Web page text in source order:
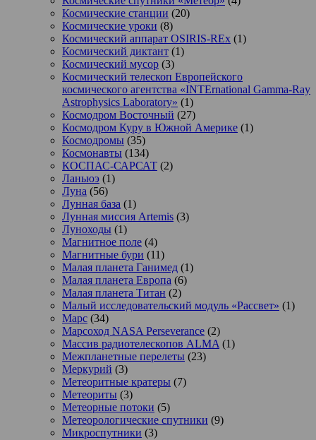
Космические станции (20)
Космические уроки (8)
Космический аппарат OSIRIS-REx (1)
Космический диктант (1)
Космический мусор (3)
Космический телескоп Европейского
космического агентства «INTErnational Gamma-Ray
Astrophysics Laboratory» (1)
Космодром Восточный (27)
Космодром Куру в Южной Америке (1)
Космодромы (35)
Космонавты (134)
КОСПАС-САРСАТ (2)
Ланьюэ (1)
Луна (56)
Лунная база (1)
Лунная миссия Artemis (3)
Луноходы (1)
Магнитное поле (4)
Магнитные бури (11)
Малая планета Ганимед (1)
Малая планета Европа (6)
Малая планета Титан (2)
Малый исследовательский модуль «Рассвет» (1)
Марс (34)
Марсоход NASA Perseverance (2)
Массив радиотелескопов ALMA (1)
Межпланетные перелеты (23)
Меркурий (3)
Метеоритные кратеры (7)
Метеориты (3)
Метеорные потоки (5)
Метеорологические спутники (9)
Микроспутники (3)